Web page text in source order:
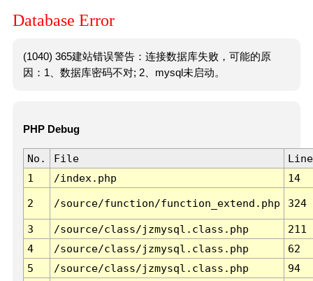
Database Error
(1040) 365建站错误警告：连接数据库失败，可能的原
因：1、数据库密码不对; 2、mysql未启动。
PHP Debug
No. File
Line
1
/index.php 14
2 /source/function/function_extend.php 324
3 /source/class/jzmysql.class.php
211
4
/source/class/jzmysql.class.php
62
5
/source/class/jzmysql.class.php
94